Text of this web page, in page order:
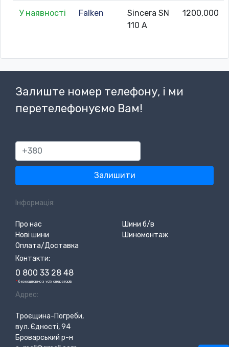
У наявності Falken
Sincera SN
110 A
1200,000
Залиште номер телефону, і ми
перетелефонуємо Вам!
380
Залишити
Інформація:
Про нас
Шини б/в
Нові шини
Шиномонтаж
Оплата/Доставка
Контакти:
0 800 33 28 48
*безкоштовно з усіх операторів
Адрес:
Троєщина-Погреби,
вул. Єдності, 94
Броварський р-н